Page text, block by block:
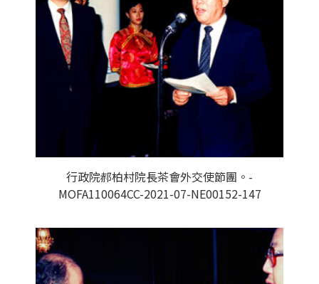
行政院郝柏村院長茶會外交使節團。-
MOFA110064CC-2021-07-NE00152-147